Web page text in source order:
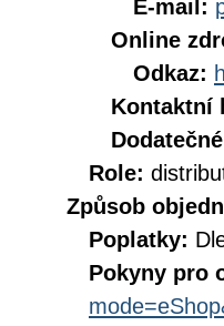
E-mail:
Online
Odkaz:
Kontaktní
Role:
Způsob
Poplatky:
Pokyny pro